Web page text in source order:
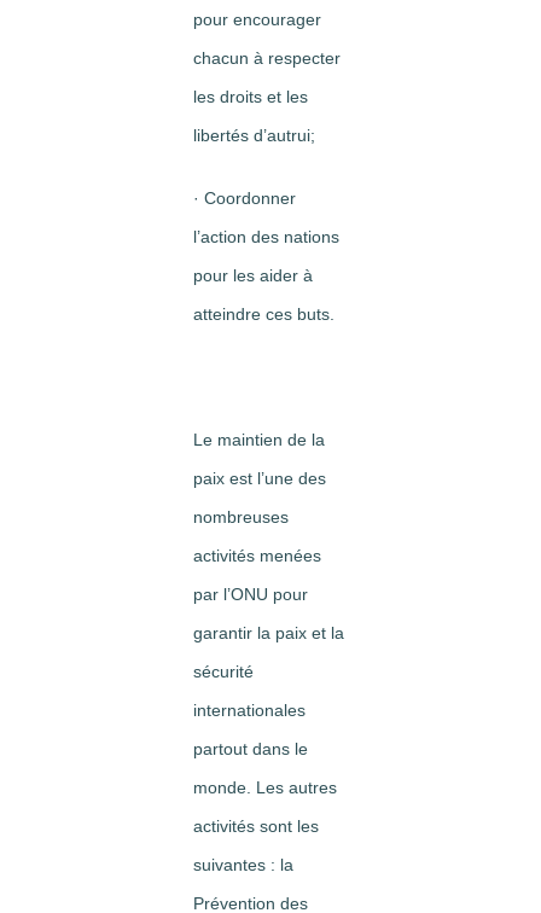
pour encourager
chacun à respecter
les droits et les
libertés d’autrui;
· Coordonner
l’action des nations
pour les aider à
atteindre ces buts.
Le maintien de la
paix est l’une des
nombreuses
activités menées
par l’ONU pour
garantir la paix et la
sécurité
internationales
partout dans le
monde. Les autres
activités sont les
suivantes : la
Prévention des